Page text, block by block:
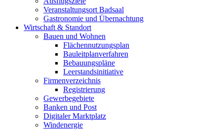
Veranstaltungsort Badsaal
Gastronomie und Übernachtung
Wirtschaft & Standort
Bauen und Wohnen
Flächennutzungsplan
Bauleitplanverfahren
Bebauungspläne
Leerstandsinitiative
Firmenverzeichnis
Registrierung
Gewerbegebiete
Banken und Post
Digitaler Marktplatz
Windenergie